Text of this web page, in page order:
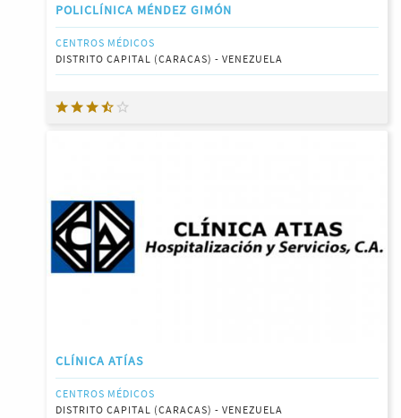
POLICLÍNICA MÉNDEZ GIMÓN
CENTROS MÉDICOS
DISTRITO CAPITAL (CARACAS) - VENEZUELA
CLÍNICA ATÍAS
CENTROS MÉDICOS
DISTRITO CAPITAL (CARACAS) - VENEZUELA